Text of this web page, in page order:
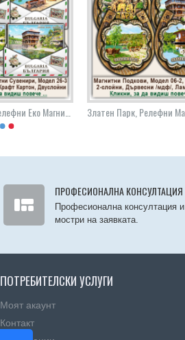
Златен Парк, Релефни Еко Магнитни Сувенири, Модел 26-3
ПРОФЕСИОНАЛНА КОНСУЛТАЦИЯ
Професионална консултация и
мостри на заявката.
ПОТРЕБИТЕЛСКИ УСЛУГИ
Моят акаунт
Контакт